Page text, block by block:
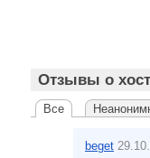
Отзывы о
Все
beget